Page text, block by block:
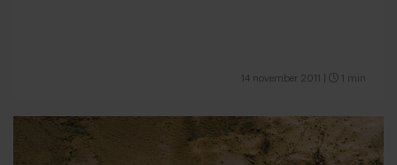
14 november 2011 1 min